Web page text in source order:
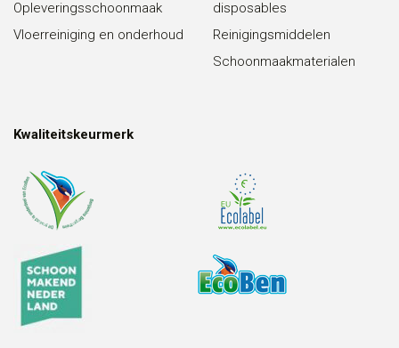
Opleveringsschoonmaak
Vloerreiniging en onderhoud
disposables
Reinigingsmiddelen
Schoonmaakmaterialen
Kwaliteitskeurmerk